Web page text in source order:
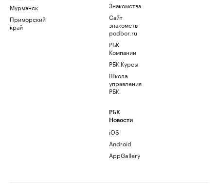
Мурманск
Приморский
край
Знакомства
Сайт
знакомств
podbor.ru
РБК
Компании
РБК Курсы
Школа
управления
РБК
РБК
Новости
iOS
Android
AppGallery